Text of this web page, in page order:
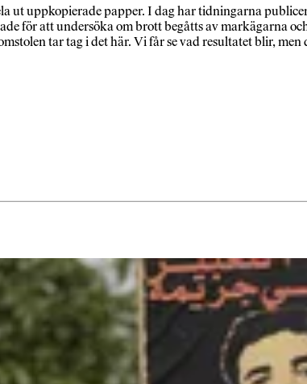
ut uppkopierade papper. I dag har tidningarna
för att undersöka om brott begåtts av markägarna
tar tag i det här. Vi får se vad resultatet blir,